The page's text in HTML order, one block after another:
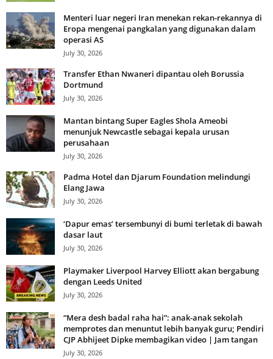
Menteri luar negeri Iran menekan rekan-rekannya di
Eropa mengenai pangkalan yang digunakan dalam
operasi AS
July 30, 2026
Transfer Ethan Nwaneri dipantau oleh Borussia
Dortmund
July 30, 2026
Mantan bintang Super Eagles Shola Ameobi
menunjuk Newcastle sebagai kepala urusan
perusahaan
July 30, 2026
Padma Hotel dan Djarum Foundation melindungi
Elang Jawa
July 30, 2026
‘Dapur emas’ tersembunyi di bumi terletak di bawah
dasar laut
July 30, 2026
Playmaker Liverpool Harvey Elliott akan bergabung
dengan Leeds United
July 30, 2026
“Mera desh badal raha hai”: anak-anak sekolah
memprotes dan menuntut lebih banyak guru; Pendiri
CJP Abhijeet Dipke membagikan video | Jam tangan
July 30, 2026